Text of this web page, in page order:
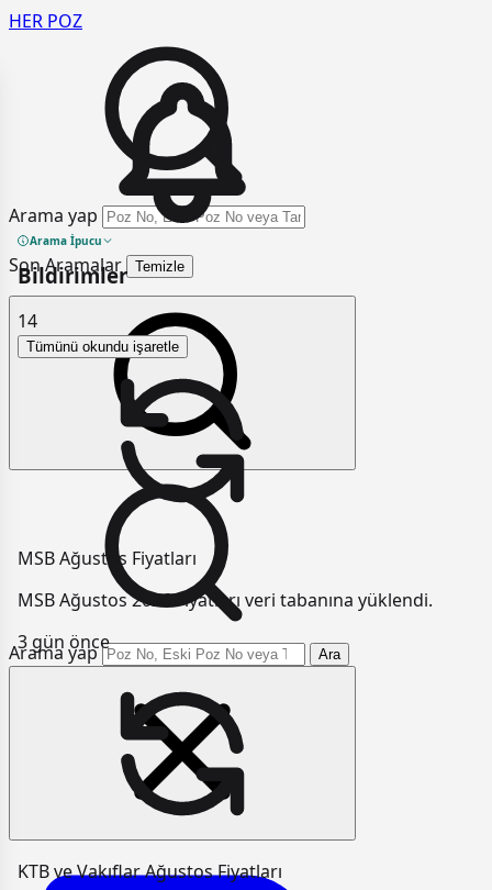
HER POZ
Arama yap
Arama İpucu
Son Aramalar Temizle
Arama yap Ara
Bildirimler
14
Tümünü okundu işaretle
MSB Ağustos Fiyatları
MSB Ağustos 2026 Fiyatları veri tabanına yüklendi.
3 gün önce
KTB ve Vakıflar Ağustos Fiyatları